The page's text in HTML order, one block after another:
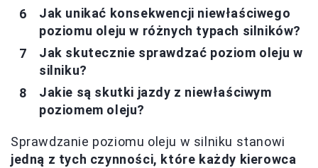
Jak unikać konsekwencji niewłaściwego
poziomu oleju w różnych typach silników?
Jak skutecznie sprawdzać poziom oleju w
silniku?
Jakie są skutki jazdy z niewłaściwym
poziomem oleju?
Sprawdzanie poziomu oleju w silniku stanowi
jedną z tych czynności, które każdy kierowca